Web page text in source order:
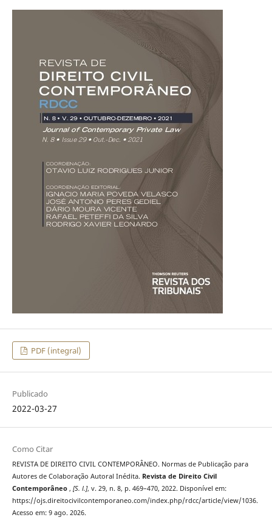
PDF (integral)
Publicado
2022-03-27
Como Citar
REVISTA DE DIREITO CIVIL CONTEMPORÂNEO. Normas de Publicação para
Autores de Colaboração Autoral Inédita. Revista de Direito Civil
Contemporâneo , [S. l.], v. 29, n. 8, p. 469–470, 2022. Disponível em:
https://ojs.direitocivilcontemporaneo.com/index.php/rdcc/article/view/1036.
Acesso em: 9 ago. 2026.